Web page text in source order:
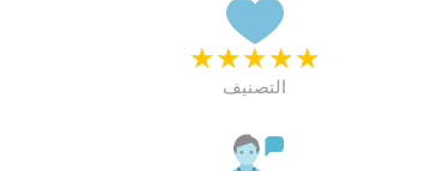
★
★
★
★
★
التصنيف